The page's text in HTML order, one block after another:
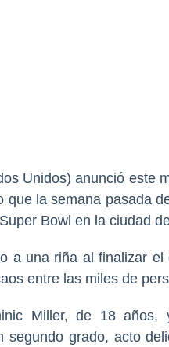
Unidos) anunció este
que la semana pasada
Bowl en la ciudad
a una riña al finalizar
entre las miles de
Miller, de 18
segundo grado, acto